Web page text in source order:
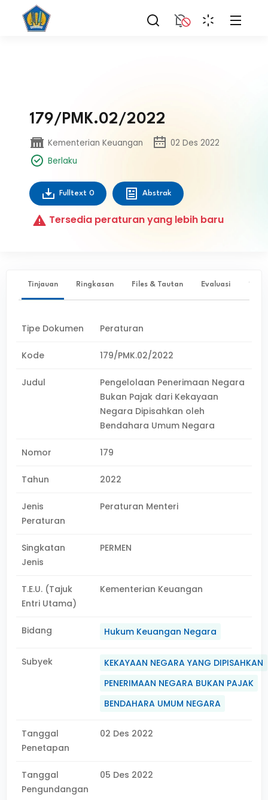
179/PMK.02/2022
Kementerian Keuangan
02 Des 2022
Berlaku
Fulltext 0 Abstrak
Tersedia peraturan yang lebih baru
Tinjauan Ringkasan Files & Tautan Evaluasi ✨
Tipe Dokumen Peraturan
Kode 179/PMK.02/2022
Judul
Pengelolaan Penerimaan Negara
Bukan Pajak dari Kekayaan
Negara Dipisahkan oleh
Bendahara Umum Negara
Nomor 179
Tahun 2022
Jenis
Peraturan
Peraturan Menteri
Singkatan
Jenis
PERMEN
T.E.U. (Tajuk
Entri Utama)
Kementerian Keuangan
Bidang Hukum Keuangan Negara
Subyek
KEKAYAAN NEGARA YANG DIPISAHKAN
PENERIMAAN NEGARA BUKAN PAJAK
BENDAHARA UMUM NEGARA
Tanggal
Penetapan
02 Des 2022
Tanggal
Pengundangan
05 Des 2022